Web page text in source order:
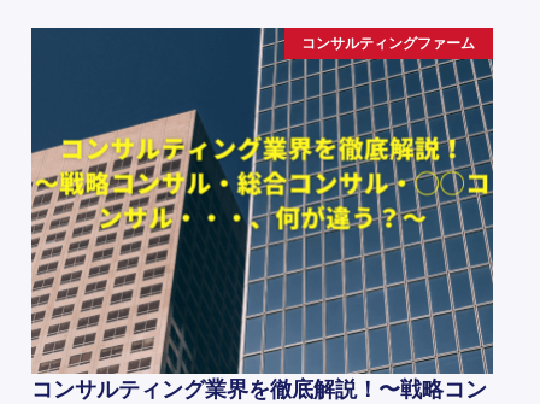
コンサルティングファーム
コンサルティング業界を徹底解説！〜戦略コン